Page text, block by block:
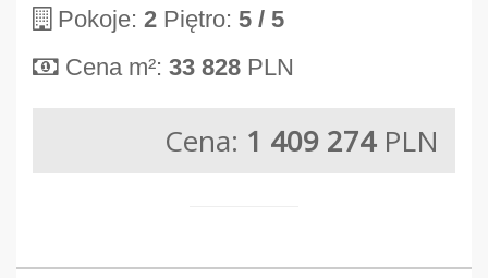
Pokoje: 2 Piętro: 5 / 5
Cena m²: 33 828 PLN
Cena: 1 409 274PLN